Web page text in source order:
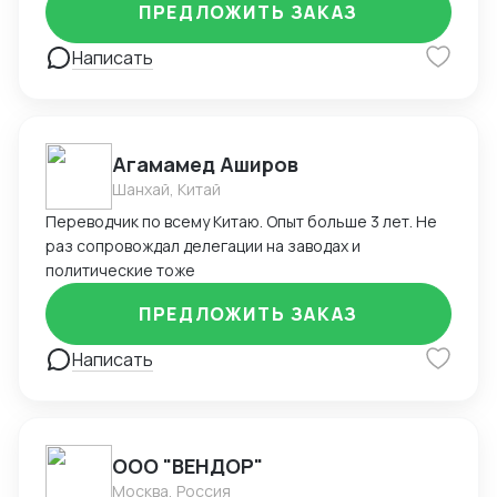
долгосрочному сотрудничеству.
Написать
ПРЕДЛОЖИТЬ ЗАКАЗ
Агамамед Аширов
Шанхай, Китай
Переводчик по всему Китаю. Опыт больше 3 лет. Не
раз сопровождал делегации на заводах и
политические тоже
Написать
ПРЕДЛОЖИТЬ ЗАКАЗ
ООО "ВЕНДОР"
Москва, Россия